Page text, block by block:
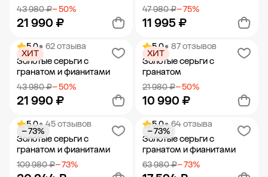
43 980 ₽− 50%
21 990 ₽
Добавить в корзину
47 980 ₽− 75%
11 995 ₽
Добавить в корзину
5.0• 62 отзыва
Золотые серьги с
гранатом и фианитами
43 980 ₽− 50%
21 990 ₽
ХИТ
Добавить в корзину
5.0• 87 отзывов
Золотые серьги с
гранатом
21 980 ₽− 50%
10 990 ₽
ХИТ
Добавить в корзину
5.0• 45 отзывов
Золотые серьги с
гранатом и фианитами
109 980 ₽− 73%
− 73%
5.0• 64 отзыва
Золотые серьги с
гранатом и фианитами
63 980 ₽− 73%
− 73%